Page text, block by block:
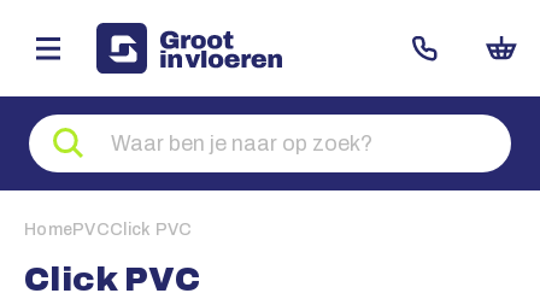
Zoeken
naar
producten
HomePVCClick PVC
Click PVC